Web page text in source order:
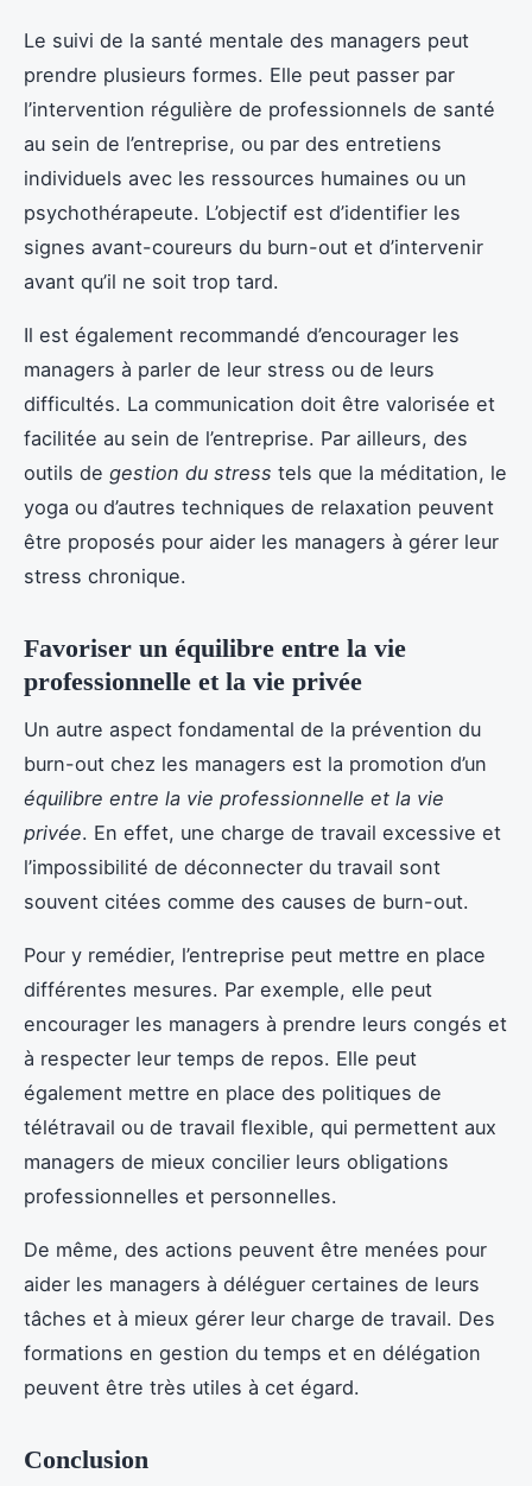
Le suivi de la santé mentale des managers peut
prendre plusieurs formes. Elle peut passer par
l’intervention régulière de professionnels de santé
au sein de l’entreprise, ou par des entretiens
individuels avec les ressources humaines ou un
psychothérapeute. L’objectif est d’identifier les
signes avant-coureurs du burn-out et d’intervenir
avant qu’il ne soit trop tard.
Il est également recommandé d’encourager les
managers à parler de leur stress ou de leurs
difficultés. La communication doit être valorisée et
facilitée au sein de l’entreprise. Par ailleurs, des
outils de gestion du stress tels que la méditation, le
yoga ou d’autres techniques de relaxation peuvent
être proposés pour aider les managers à gérer leur
stress chronique.
Favoriser un équilibre entre la vie
professionnelle et la vie privée
Un autre aspect fondamental de la prévention du
burn-out chez les managers est la promotion d’un
équilibre entre la vie professionnelle et la vie
privée. En effet, une charge de travail excessive et
l’impossibilité de déconnecter du travail sont
souvent citées comme des causes de burn-out.
Pour y remédier, l’entreprise peut mettre en place
différentes mesures. Par exemple, elle peut
encourager les managers à prendre leurs congés et
à respecter leur temps de repos. Elle peut
également mettre en place des politiques de
télétravail ou de travail flexible, qui permettent aux
managers de mieux concilier leurs obligations
professionnelles et personnelles.
De même, des actions peuvent être menées pour
aider les managers à déléguer certaines de leurs
tâches et à mieux gérer leur charge de travail. Des
formations en gestion du temps et en délégation
peuvent être très utiles à cet égard.
Conclusion